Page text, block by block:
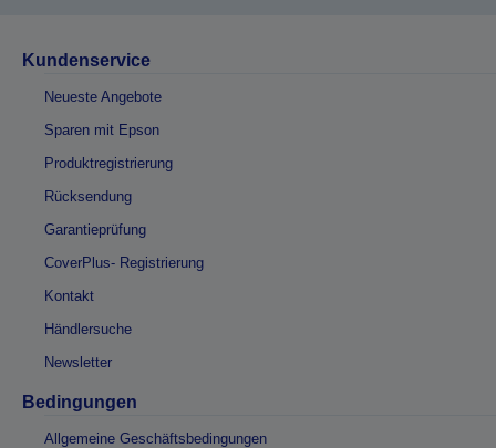
Kundenservice
Neueste Angebote
Sparen mit Epson
Produktregistrierung
Rücksendung
Garantieprüfung
CoverPlus- Registrierung
Kontakt
Händlersuche
Newsletter
Bedingungen
Allgemeine Geschäftsbedingungen